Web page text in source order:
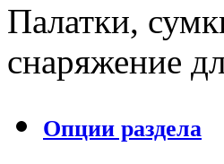
Палатки,
снаряжение
Опции раздела